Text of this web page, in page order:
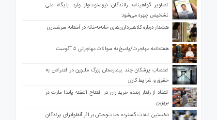
تصاویر گواهینامه رانندگان نیوساوت‌ولز وارد پایگاه ملی
تشخیص چهره می‌شود
هشدار درباره کلاهبرداری‌های خانه‌به‌خانه در آستانه سرشماری
هفته‌نامه مهاجرت/پاسخ به سوالات مهاجرتی ۵ آگوست
اعتصاب پزشکان چند بیمارستان بزرگ ملبورن در اعتراض به
حقوق و شرایط کاری
انتقاد از رفتار زننده خریداران در افتتاح آشفته پاندا مارت در
بریزبن
نخستین تلفات گسترده حیات‌وحش بر اثر آنفلوانزای پرندگان